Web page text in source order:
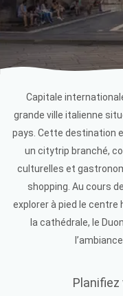
Capitale
grande ville italienne
pays. Cette destination
un citytrip branché,
culturelles et
shopping. Au cours
explorer à pied le
la cathédrale, le
Planifiez